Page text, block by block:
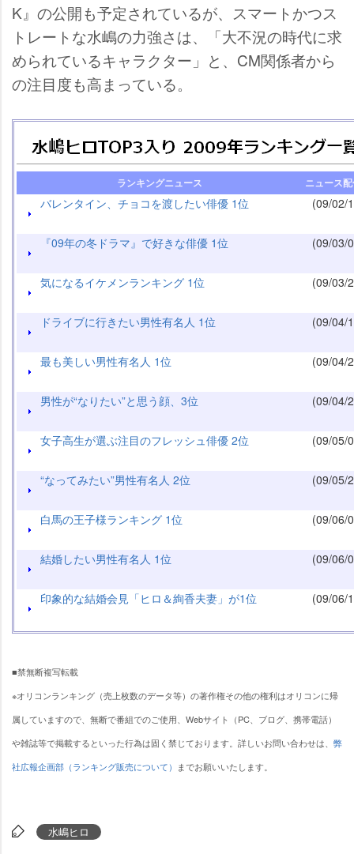
K』の公開も予定されているが、スマートかつス
トレートな水嶋の力強さは、「大不況の時代に求
められているキャラクター」と、CM関係者から
の注目度も高まっている。
ランキングニュース ニュース
バレンタイン、チョコを渡したい俳優 1位 (09/02/
『09年の冬ドラマ』で好きな俳優 1位 (09/03/
気になるイケメンランキング 1位 (09/03/
ドライブに行きたい男性有名人 1位 (09/04/
最も美しい男性有名人 1位 (09/04/
男性が“なりたい”と思う顔、3位 (09/04/
女子高生が選ぶ注目のフレッシュ俳優 2位 (09/05/
“なってみたい”男性有名人 2位 (09/05/
白馬の王子様ランキング 1位 (09/06/
結婚したい男性有名人 1位 (09/06/
印象的な結婚会見「ヒロ＆絢香夫妻」が1位 (09/06/
■禁無断複写転載
※オリコンランキング（売上枚数のデータ等）の著作権その他の権利はオリコンに帰
属していますので、無断で番組でのご使用、Webサイト（PC、ブログ、携帯電話）
雑誌等で掲載するといった行為は固く禁じております。詳しいお問い合わせは、 弊
社広報企画部（ランキング販売について） までお願いいたします。
水嶋ヒロ